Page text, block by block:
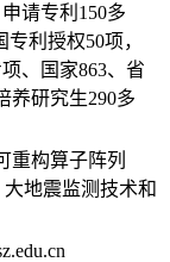
请专利150多
利授权50项，
、国家863、省
养研究生290多
重构算子阵列
地震监测技术和